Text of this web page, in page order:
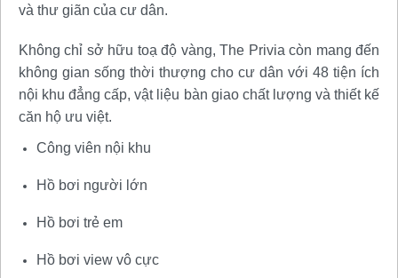
và thư giãn của cư dân.
Không chỉ sở hữu toạ độ vàng, The Privia còn mang đến
không gian sống thời thượng cho cư dân với 48 tiện ích
nội khu đẳng cấp, vật liệu bàn giao chất lượng và thiết kế
căn hộ ưu việt.
Công viên nội khu
Hồ bơi người lớn
Hồ bơi trẻ em
Hồ bơi view vô cực